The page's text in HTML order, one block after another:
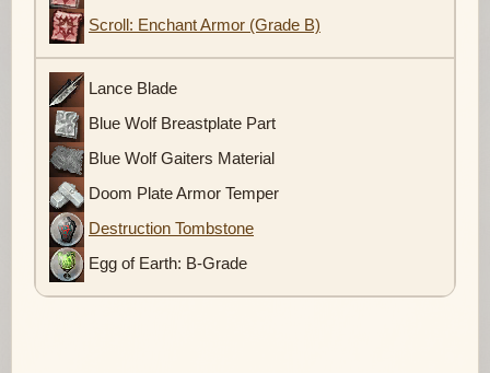
Scroll: Enchant Armor (Grade B)
Lance Blade
Blue Wolf Breastplate Part
Blue Wolf Gaiters Material
Doom Plate Armor Temper
Destruction Tombstone
Egg of Earth: B-Grade